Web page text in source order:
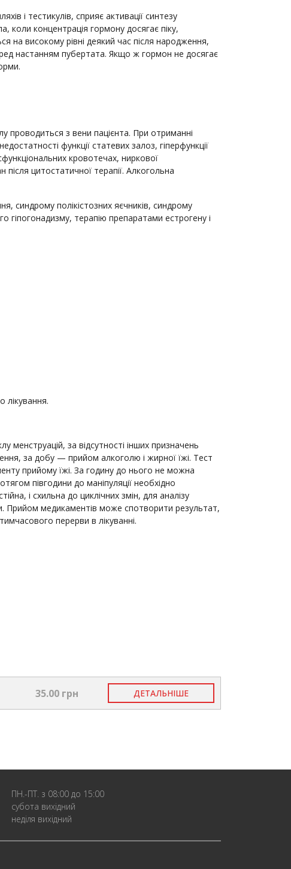
і тестикулів, сприяє активації синтезу
коли концентрація гормону досягає піку,
на високому рівні деякий час після народження,
настанням пубертата. Якщо ж гормон не досягає
проводиться з вени пацієнта. При отриманні
функції статевих залоз, гіперфункції
кровотечах, ниркової
цитостатичної терапії. Алкогольна
синдрому полікістозних яєчників, синдрому
гіпогонадизму, терапію препаратами естрогену і
лікування.
менструацій, за відсутності інших призначень
за добу — прийом алкоголю і жирної їжі. Тест
прийому їжі. За годину до нього не можна
півгодини до маніпуляції необхідно
і схильна до циклічних змін, для аналізу
Прийом медикаментів може спотворити результат,
перерви в лікуванні.
35.00 грн ДЕТАЛЬНІШЕ
ПН.-ПТ. з 08:00 до 15:00
субота вихідний
неділя вихідний